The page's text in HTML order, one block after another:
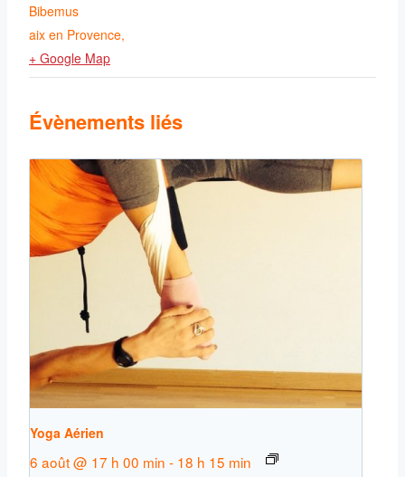
Bibemus
aix en Provence,
+ Google Map
Évènements liés
Yoga Aérien
6 août @ 17 h 00 min - 18 h 15 min